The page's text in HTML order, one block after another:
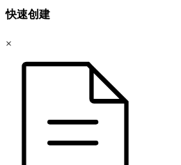
快速创建
×